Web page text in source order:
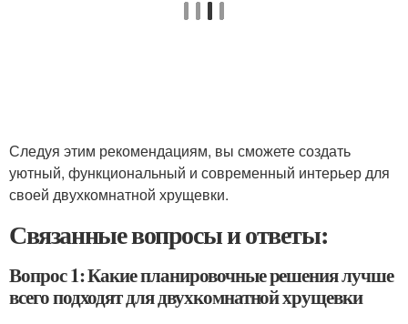
Следуя этим рекомендациям, вы сможете создать
уютный, функциональный и современный интерьер для
своей двухкомнатной хрущевки.
Связанные вопросы и ответы:
Вопрос 1: Какие планировочные решения лучше
всего подходят для двухкомнатной хрущевки